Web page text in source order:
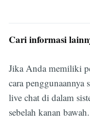
Cari informasi
Jika Anda memiliki
cara
live chat di dalam
sebelah kanan